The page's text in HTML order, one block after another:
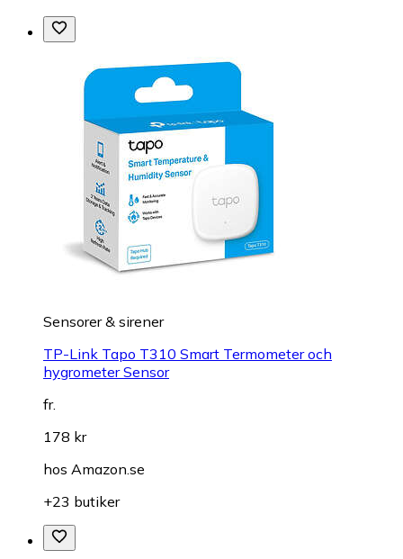
Sensorer & sirener
TP-Link Tapo T310 Smart Termometer och
hygrometer Sensor
fr.
178 kr
hos Amazon.se
+23 butiker